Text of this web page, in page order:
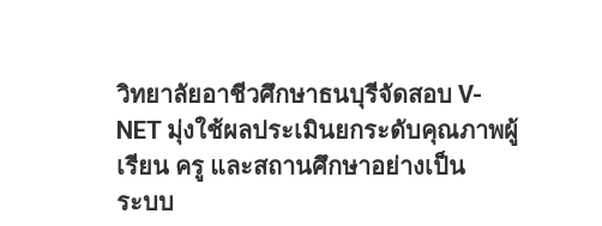
วิทยาลัยอาชีวศึกษาธนบุรีจัดสอบ V-
NET มุ่งใช้ผลประเมินยกระดับคุณภาพผู้
เรียน ครู และสถานศึกษาอย่างเป็น
ระบบ